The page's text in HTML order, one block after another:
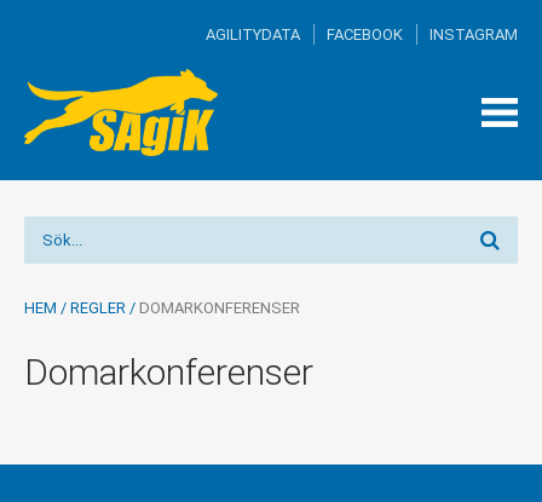
AGILITYDATA FACEBOOK INSTAGRAM
HEM / REGLER / DOMARKONFERENSER
Domarkonferenser